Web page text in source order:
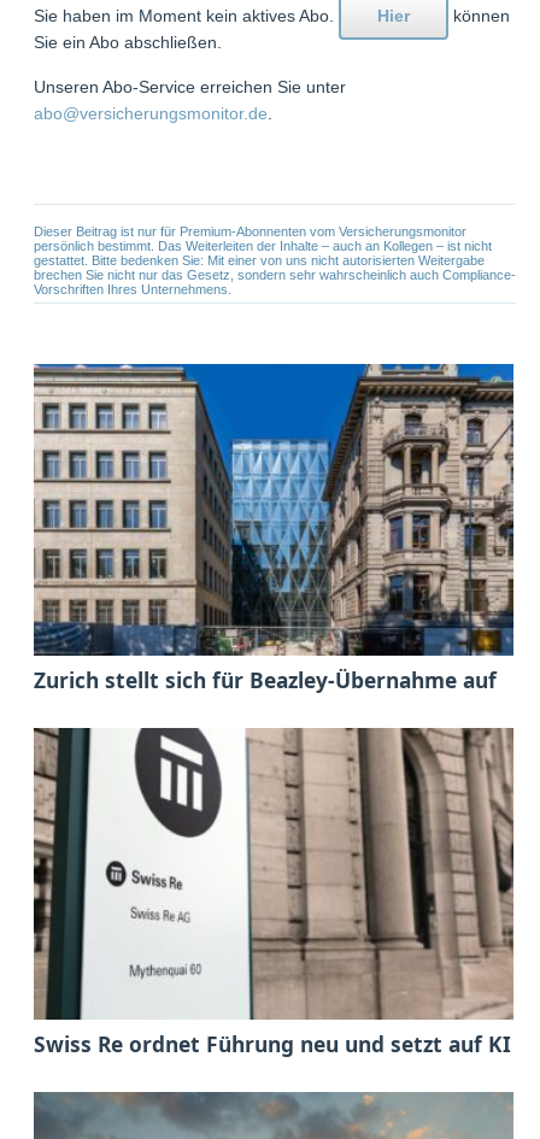
Sie haben im Moment kein aktives Abo.
Hier
können
Sie ein Abo abschließen.
Unseren Abo-Service erreichen Sie unter
abo@versicherungsmonitor.de
Dieser Beitrag ist nur für Premium-Abonnenten vom Versicherungsmonitor
persönlich bestimmt. Das Weiterleiten der Inhalte – auch an Kollegen – ist nicht
gestattet. Bitte bedenken Sie: Mit einer von uns nicht autorisierten Weitergabe
brechen Sie nicht nur das Gesetz, sondern sehr wahrscheinlich auch Compliance-
Vorschriften Ihres Unternehmens.
Zurich stellt sich für Beazley-Übernahme auf
Swiss Re ordnet Führung neu und setzt auf KI